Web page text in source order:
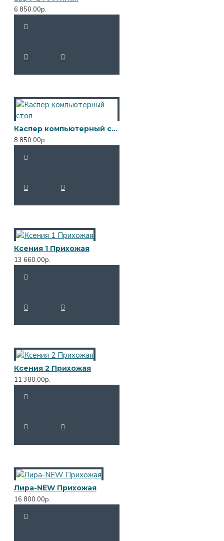
6 850.00р.
Каспер компьютерный стол
8 850.00р.
Ксения 1 Прихожая
13 660.00р.
Ксения 2 Прихожая
11 380.00р.
Лира-NEW Прихожая
16 800.00р.